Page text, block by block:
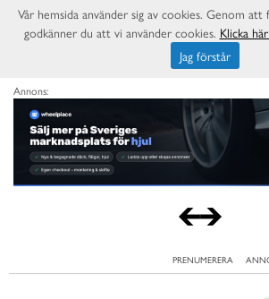
Annons:
PRENUMERERA
Vår hemsida använder sig av cookies. Genom
godkänner du att vi använder cookies. Klicka
Jag förstår